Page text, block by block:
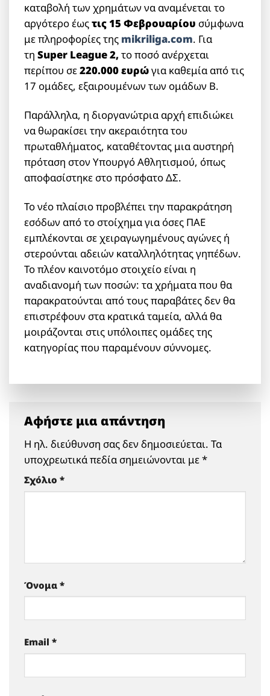
καταβολή των χρημάτων να αναμένεται το
αργότερο έωςτις 15 Φεβρουαρίου σύμφωνα
με πληροφορίες της mikriliga.com. Για
τηSuper League 2, το ποσό ανέρχεται
περίπου σε220.000 ευρώγια καθεμία από τις
17 ομάδες, εξαιρουμένων των ομάδων Β.
Παράλληλα, η διοργανώτρια αρχή επιδιώκει
να θωρακίσει την ακεραιότητα του
πρωταθλήματος, καταθέτοντας μια αυστηρή
πρόταση στον Υπουργό Αθλητισμού, όπως
αποφασίστηκε στο πρόσφατο ΔΣ.
Το νέο πλαίσιο προβλέπει την παρακράτηση
εσόδων από το στοίχημα για όσες ΠΑΕ
εμπλέκονται σε χειραγωγημένους αγώνες ή
στερούνται αδειών καταλληλότητας γηπέδων.
Το πλέον καινοτόμο στοιχείο είναι η
αναδιανομή των ποσών: τα χρήματα που θα
παρακρατούνται από τους παραβάτες δεν θα
επιστρέφουν στα κρατικά ταμεία, αλλά θα
μοιράζονται στις υπόλοιπες ομάδες της
κατηγορίας που παραμένουν σύννομες.
Αφήστε μια απάντηση
Η ηλ. διεύθυνση σας δεν δημοσιεύεται. Τα
υποχρεωτικά πεδία σημειώνονται με*
Σχόλιο *
Όνομα *
Email *